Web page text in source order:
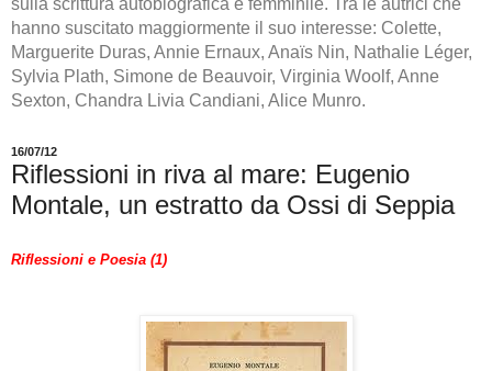
hanno suscitato maggiormente il suo interesse: Colette,
Marguerite Duras, Annie Ernaux, Anaïs Nin, Nathalie Léger,
Sylvia Plath, Simone de Beauvoir, Virginia Woolf, Anne
Sexton, Chandra Livia Candiani, Alice Munro.
16/07/12
Riflessioni in riva al mare: Eugenio
Montale, un estratto da Ossi di Seppia
Riflessioni e Poesia (1)